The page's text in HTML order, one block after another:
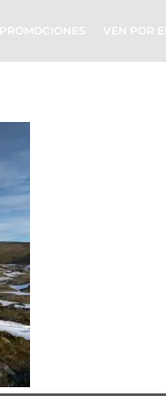
PROMOCIONES VEN POR